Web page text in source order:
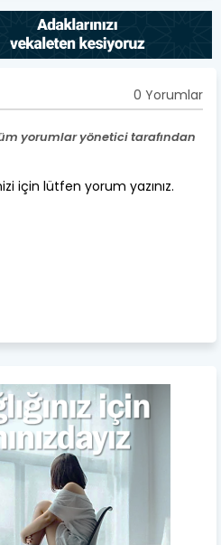
0 Yorumlar
yorumlar yönetici tarafından
için lütfen yorum yazınız.